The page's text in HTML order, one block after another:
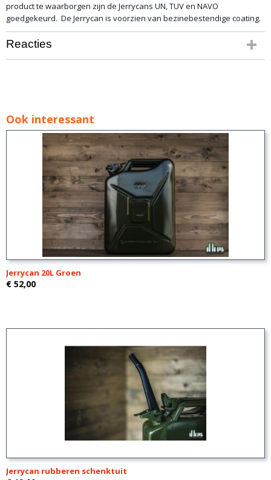
product te waarborgen zijn de Jerrycans UN, TUV en NAVO
goedgekeurd. De Jerrycan is voorzien van bezinebestendige coating.
Reacties
Ook interessant
Jerrycan 20L Groen
€ 52,00
Jerrycan rubberen schenktuit